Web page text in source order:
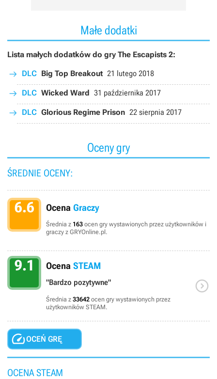
Małe dodatki
Lista małych dodatków do gry The Escapists 2:
DLC Big Top Breakout 21 lutego 2018
DLC Wicked Ward 31 października 2017
DLC Glorious Regime Prison 22 sierpnia 2017
Oceny gry
ŚREDNIE OCENY:
6.6 Ocena Graczy
Średnia z 163 ocen gry wystawionych przez użytkowników i
graczy z GRYOnline.pl.
9.1 Ocena STEAM
"Bardzo pozytywne"
Średnia z 33642 ocen gry wystawionych przez
użytkowników STEAM.

OCEŃ GRĘ
OCENA STEAM